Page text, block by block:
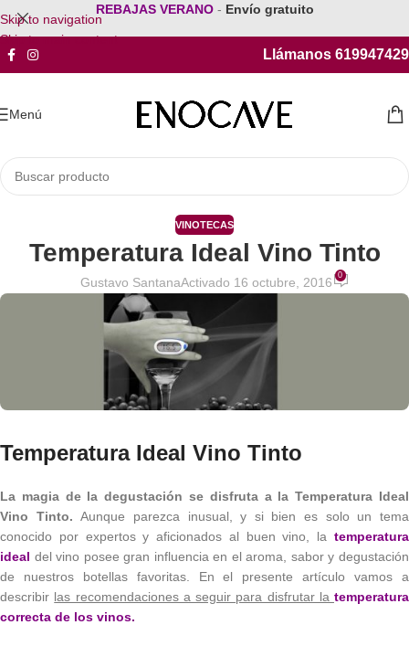
Skip to navigation
Skip to main content
REBAJAS VERANO - Envío gratuito
Llámanos 619947429
Menú
VINOTECAS
Temperatura Ideal Vino Tinto
Gustavo SantanaActivado 16 octubre, 2016 0
Temperatura Ideal Vino Tinto
La magia de la degustación se disfruta a la Temperatura Ideal
Vino Tinto.Aunque parezca inusual, y si bien es solo un tema
conocido por expertos y aficionados al buen vino, la temperatura
ideal del vino posee gran influencia en el aroma, sabor y degustación
de nuestros botellas favoritas. En el presente artículo vamos a
describir las recomendaciones a seguir para disfrutar la temperatura
correcta de los vinos.